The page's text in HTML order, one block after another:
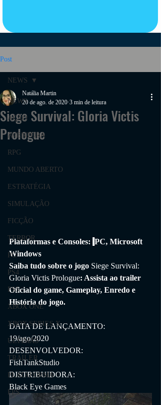
Post
NEWS
AÇÃO
AVENTURA
RPG
MUNDO ABERTO
ESTRATÉGIA
SIMULAÇÃO
FICÇÃO
TERROR
PC
PS4
PS5
XBOX ONE
XBOX SERIES X
ÚLTIMAS
TRAILER
PLATAFORMA
FPS
NEWS
Siege Survival: Gloria Victis
Prologue
Natália Martin
20 de ago. de 2020 3 min de leitura
Plataformas e Consoles: PC, Microsoft
Windows
Saiba tudo sobre o jogo Siege Survival:
Gloria Victis Prologue: Assista ao trailer
Oficial do game, Gameplay, Enredo e
História do jogo.
DATA DE LANÇAMENTO:
19/ago/2020
DESENVOLVEDOR:
FishTankStudio
DISTRIBUIDORA:
Black Eye Games